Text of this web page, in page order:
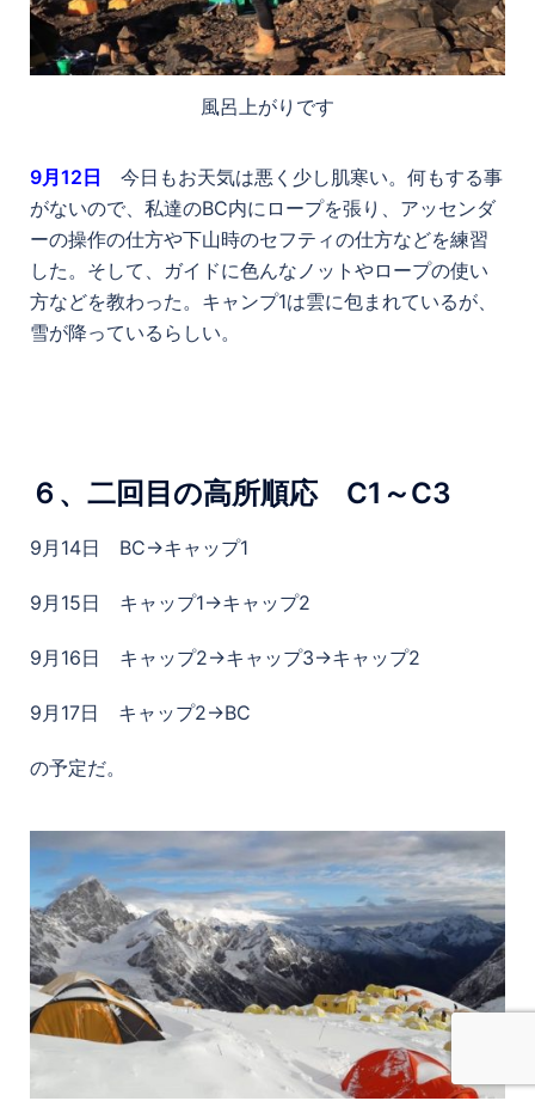
風呂上がりです
9月12日 今日もお天気は悪く少し肌寒い。何もする事
がないので、私達のBC内にロープを張り、アッセンダ
ーの操作の仕方や下山時のセフティの仕方などを練習
した。そして、ガイドに色んなノットやロープの使い
方などを教わった。キャンプ1は雲に包まれているが、
雪が降っているらしい。
６、二回目の高所順応 C1～C3
9月14日 BC→キャップ1
9月15日 キャップ1→キャップ2
9月16日 キャップ2→キャップ3→キャップ2
9月17日 キャップ2→BC
の予定だ。